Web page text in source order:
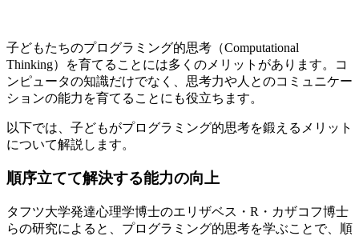
子どもたちのプログラミング的思考（Computational
Thinking）を育てることには多くのメリットがあります。コ
ンピュータの知識だけでなく、思考力や人とのコミュニケー
ションの能力を育てることにも役立ちます。
以下では、子どもがプログラミング的思考を鍛えるメリット
について解説します。
順序立てて解決する能力の向上
タフツ大学発達心理学博士のエリザベス・R・カザコフ博士
らの研究によると、プログラミング的思考を学ぶことで、順